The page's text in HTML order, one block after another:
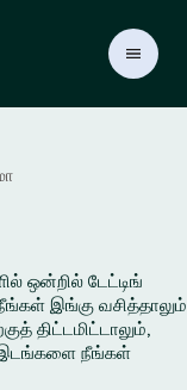
ஒன்றில் டேட்டிங்
நீங்கள் இங்கு வசித்தாலும்
திட்டமிட்டாலும்,
இடங்களை நீங்கள்